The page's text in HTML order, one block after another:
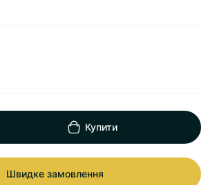
Купити
Швидке замовлення